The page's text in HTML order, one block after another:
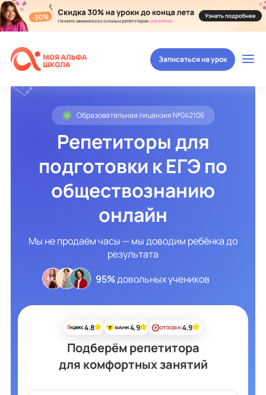
Записаться на урок
Образовательная лицензия №042106
Репетиторы для
подготовки к ЕГЭ по
обществознанию
онлайн
Мы не продаём часы — мы доводим ребёнка до
результата
95%довольных учеников
4.8 4.9 4.9
Подберём репетитора
для комфортных занятий